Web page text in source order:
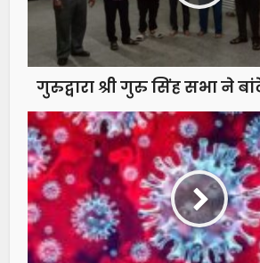
गुरुद्वारा श्री गुरु सिंह सभा ने